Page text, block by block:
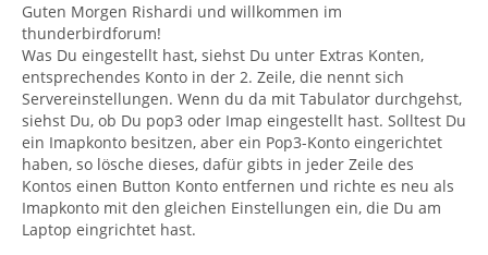
Guten Morgen Rishardi und willkommen im
thunderbirdforum!
Was Du eingestellt hast, siehst Du unter Extras Konten,
entsprechendes Konto in der 2. Zeile, die nennt sich
Servereinstellungen. Wenn du da mit Tabulator durchgehst,
siehst Du, ob Du pop3 oder Imap eingestellt hast. Solltest Du
ein Imapkonto besitzen, aber ein Pop3-Konto eingerichtet
haben, so lösche dieses, dafür gibts in jeder Zeile des
Kontos einen Button Konto entfernen und richte es neu als
Imapkonto mit den gleichen Einstellungen ein, die Du am
Laptop eingrichtet hast.